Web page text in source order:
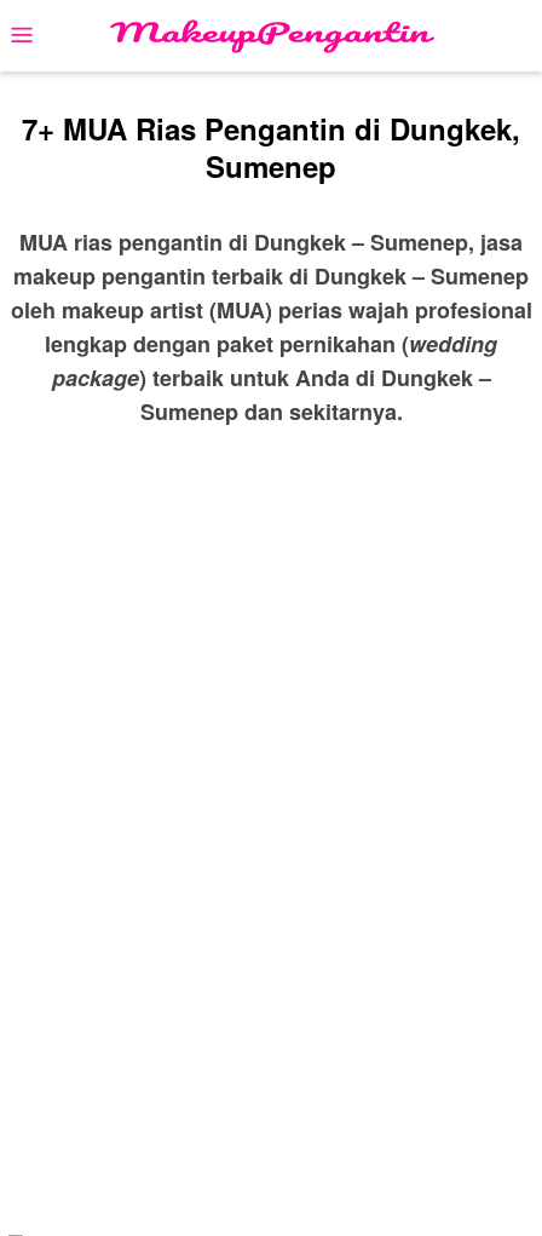
to
content
Mobile
Menu
7+ MUA Rias Pengantin di Dungkek,
Sumenep
MUA rias pengantin di Dungkek – Sumenep, jasa
makeup pengantin terbaik di Dungkek – Sumenep
oleh makeup artist (MUA) perias wajah profesional
lengkap dengan paket pernikahan (wedding
package) terbaik untuk Anda di Dungkek –
Sumenep dan sekitarnya.